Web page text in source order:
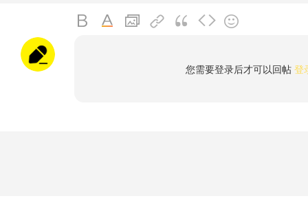
您需要登录后才可以回帖 登